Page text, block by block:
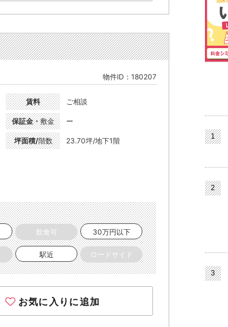
物件ID：180207
賃料 ご相談
保証金・敷金 ー
坪面積/階数 23.70坪/地下1階
飲食可 30万円以下
駅近 ロードサイド
お気に入りに追加